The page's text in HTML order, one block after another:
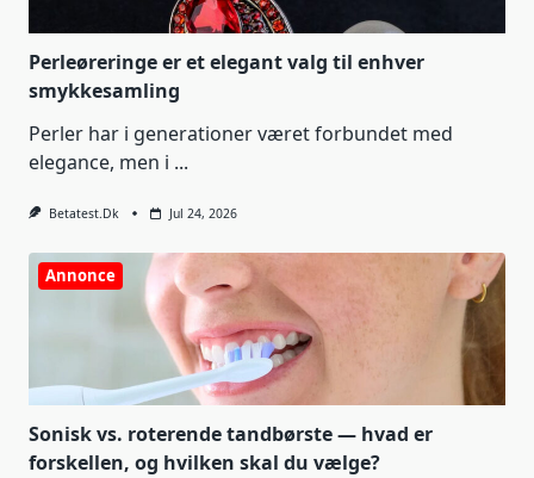
Perleøreringe er et elegant valg til enhver
smykkesamling
Perler har i generationer været forbundet med
elegance, men i ...
Betatest.dk Jul 24, 2026
Annonce
Sonisk vs. roterende tandbørste — hvad er
forskellen, og hvilken skal du vælge?